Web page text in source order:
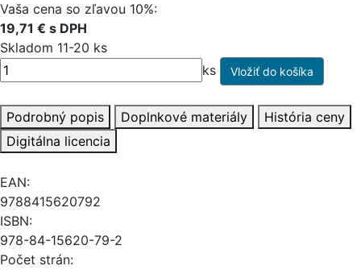
Vaša cena so zľavou 10%:
19,71 € s DPH
Skladom 11-20 ks
ks
Podrobný popis Doplnkové materiály
História ceny
Digitálna licencia
EAN:
9788415620792
ISBN:
978-84-15620-79-2
Počet strán: